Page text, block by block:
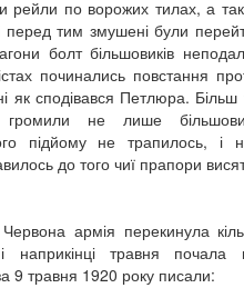
рейли по ворожих тилах, а
перед тим змушені були
болт більшовиків
починались повстання
як сподівався Петлюра.
громили не лише
підйому не трапилось, і
до того чиї прапори
армія перекинула
наприкінці травня почала
9 травня 1920 року писали: